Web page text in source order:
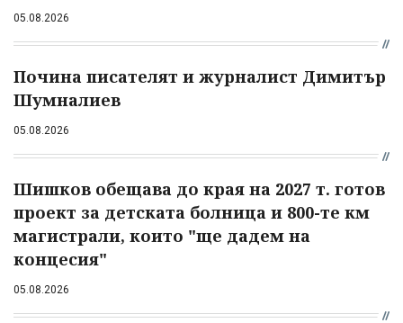
05.08.2026
Почина писателят и журналист Димитър
Шумналиев
05.08.2026
Шишков обещава до края на 2027 т. готов
проект за детската болница и 800-те км
магистрали, които "ще дадем на
концесия"
05.08.2026